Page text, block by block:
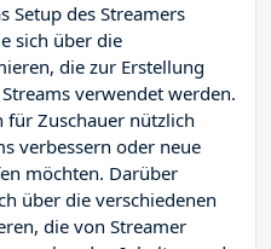
Setup des Streamers
sich über die
die zur Erstellung
verwendet werden.
Zuschauer nützlich
verbessern oder neue
möchten. Darüber
über die verschiedenen
die von Streamer